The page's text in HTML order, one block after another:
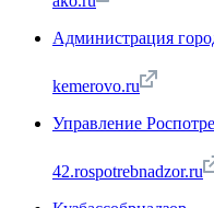
Администрация
kemerovo.ru
Управление
42.rospotrebnadzor.ru